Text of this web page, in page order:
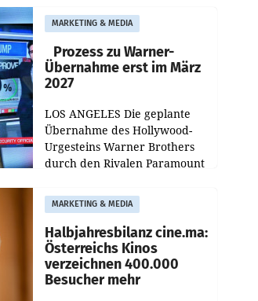
„Kulturmatinee“. Die Sendung
startet mit der Dokumentation
„20 Jahre Grafenegg
MARKETING & MEDIA
Prozess zu Warner-
Übernahme erst im März
2027
LOS ANGELES Die geplante
Übernahme des Hollywood-
Urgesteins Warner Brothers
durch den Rivalen Paramount
Schwebe bleiben. Eine
Richterin setzte den Prozess zu
MARKETING & MEDIA
Halbjahresbilanz cine.ma:
Österreichs Kinos
verzeichnen 400.000
Besucher mehr